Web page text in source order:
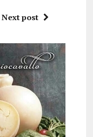
Next post